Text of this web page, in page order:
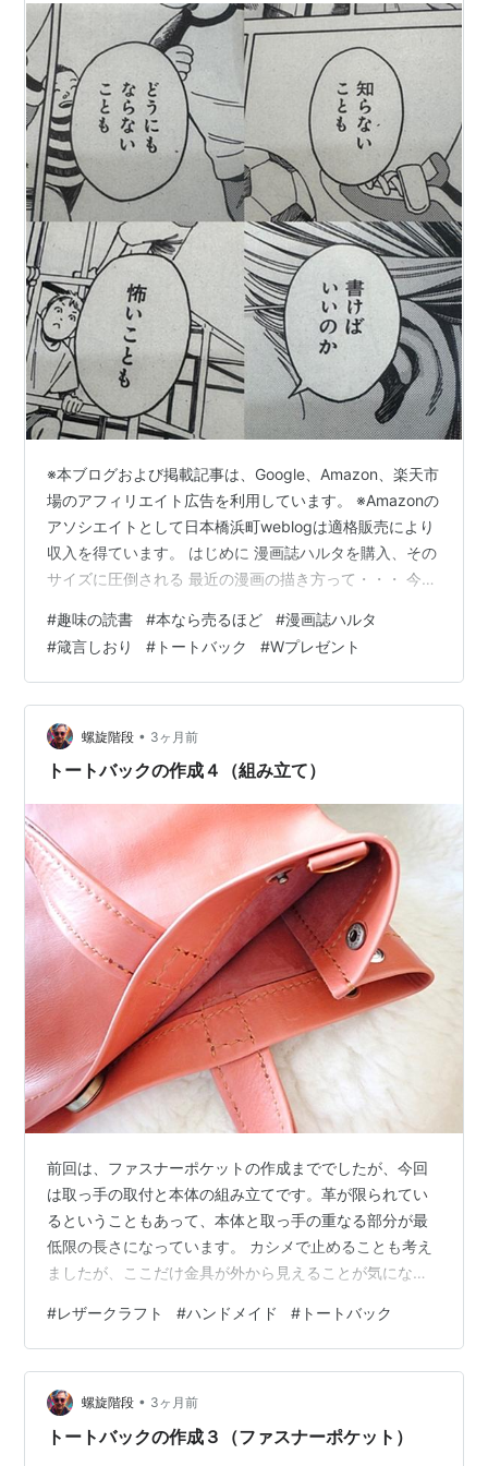
※本ブログおよび掲載記事は、Google、Amazon、楽天市
場のアフィリエイト広告を利用しています。 ※Amazonの
アソシエイトとして日本橋浜町weblogは適格販売により
収入を得ています。 はじめに 漫画誌ハルタを購入、その
サイズに圧倒される 最近の漫画の描き方って・・・ 今回
「本なら売るほど」第3巻が発売された時、そこには読者
プレゼントの告知もされていた。一つは、「必ずもらえ
る！ 箴言しおり」、もう一つは、「１００名様に抽選で
当たる！ 特製トートバッグ」だ。ファンとしては当然応
募するだろう。一部からは、「出版社の戦略にまんまと
乗せ…
#趣味の読書 #本なら売るほど #漫画誌ハルタ
#箴言しおり # トートバック #Wプレゼント
螺旋階段 • 3ヶ月前
トートバックの作成４（組み立て）
前回は、ファスナーポケットの作成まででしたが、今回
は取っ手の取付と本体の組み立てです。革が限られてい
るということもあって、本体と取っ手の重なる部分が最
低限の長さになっています。 カシメで止めることも考え
ましたが、ここだけ金具が外から見えることが気になっ
#レザークラフト #ハンドメイド # トートバック
螺旋階段 • 3ヶ月前
トートバックの作成３（ファスナーポケット）